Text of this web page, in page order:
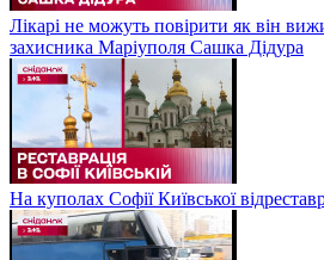
Лікарі не можуть повірити як він
захисника Маріуполя Сашка Дідура
На куполах Софії Київської